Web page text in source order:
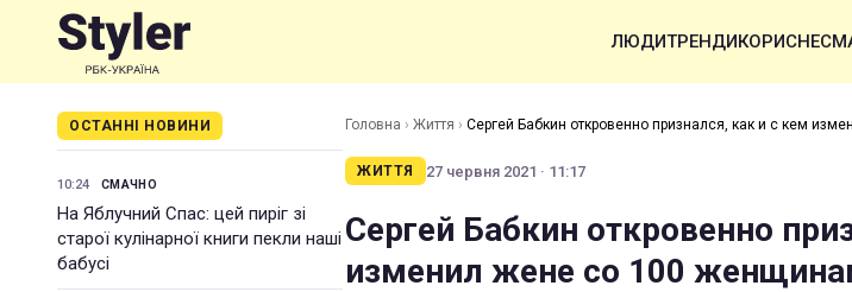
ЛЮДИТРЕНДИКОРИСНЕ
ОСТАННІ НОВИНИ
10:24 СМАЧНО
На Яблучний Спас: цей пиріг зі
старої кулінарної книги пекли наші
бабусі
Головна › Життя › Сергей Бабкин откровенно признался, как и с кем
ЖИТТЯ 27 червня 2021 · 11:17
Сергей Бабкин откровенно
изменил жене со 100